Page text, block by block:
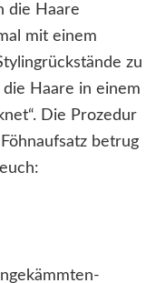
die Haare
mit einem
zu
Haare in einem
Die Prozedur
betrug